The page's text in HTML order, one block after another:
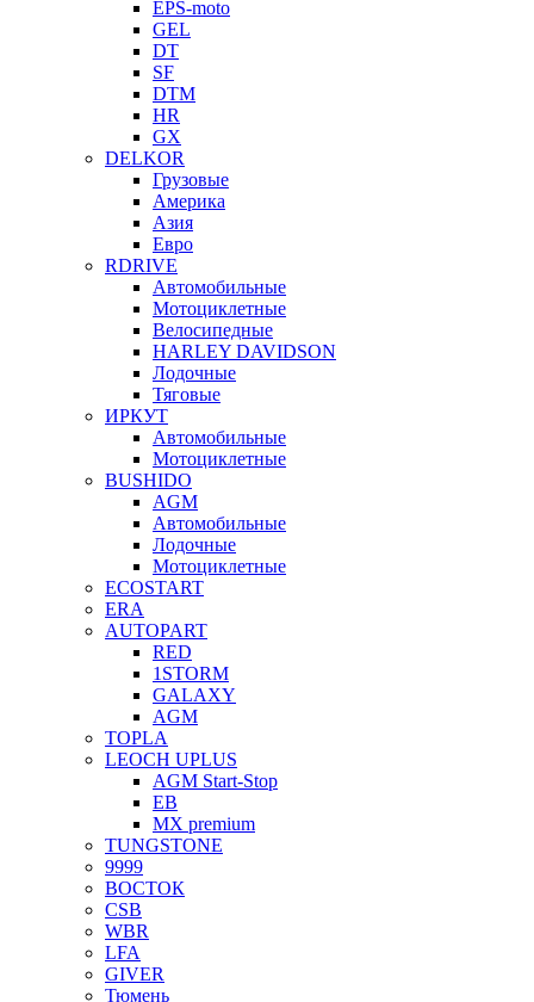
EPS-moto
GEL
DT
SF
DTM
HR
GX
DELKOR
Грузовые
Америка
Азия
Евро
RDRIVE
Автомобильные
Мотоциклетные
Велосипедные
HARLEY DAVIDSON
Лодочные
Тяговые
ИРКУТ
Автомобильные
Мотоциклетные
BUSHIDO
AGM
Автомобильные
Лодочные
Мотоциклетные
ECOSTART
ERA
AUTOPART
RED
1STORM
GALAXY
AGM
TOPLA
LEOCH UPLUS
AGM Start-Stop
EB
MX premium
TUNGSTONE
9999
ВОСТОК
CSB
WBR
LFA
GIVER
Тюмень